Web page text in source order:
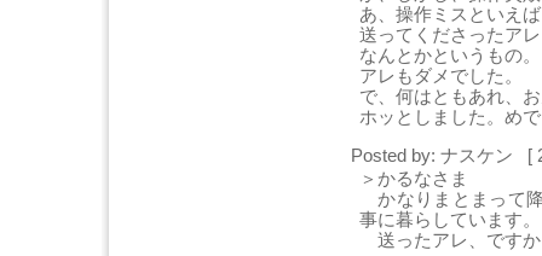
あ、操作ミスといえ
送ってくださったア
なんとかというもの。
アレもダメでした。
で、何はともあれ、
ホッとしました。め
Posted by: ナスケン [
＞かるなさま
かなりまとまって
事に暮らしています。
送ったアレ、です